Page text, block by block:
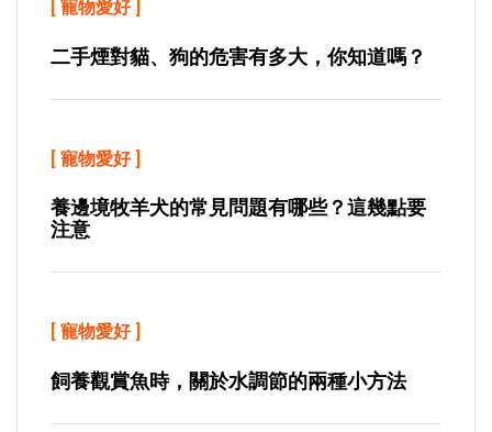
寵物愛好]
二手煙對貓、狗的危害有多大，你知道嗎？
[ 寵物愛好]
養邊境牧羊犬的常見問題有哪些？這幾點要
注意
[ 寵物愛好]
飼養觀賞魚時，關於水調節的兩種小方法